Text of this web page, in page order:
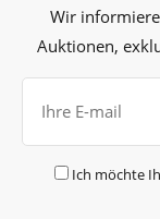
Wir
Auktionen,
Ich möchte